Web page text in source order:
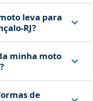
leva para
minha moto
de